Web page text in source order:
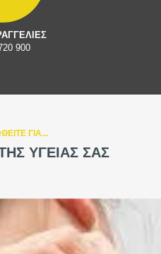
900
ΓΙΑ...
ΥΓΕΙΑΣ ΣΑΣ